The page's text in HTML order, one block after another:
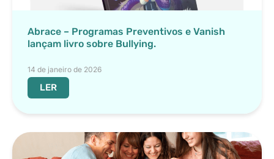
Abrace – Programas Preventivos e Vanish
lançam livro sobre Bullying.
14 de janeiro de 2026
LER